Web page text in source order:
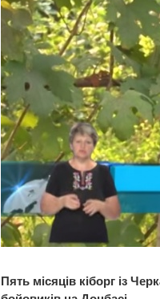
Пять місяців кіборг із